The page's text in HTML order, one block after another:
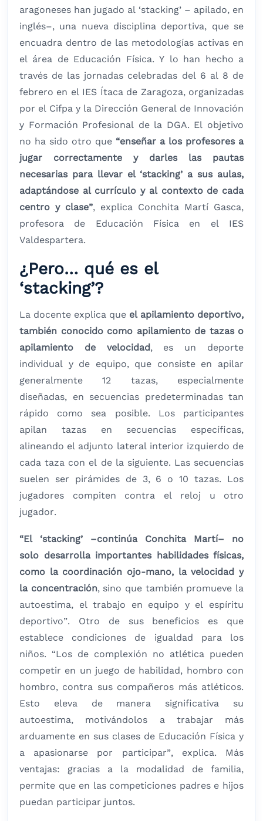
aragoneses han jugado al ‘stacking’ – apilado, en
inglés–, una nueva disciplina deportiva, que se
encuadra dentro de las metodologías activas en
el área de Educación Física. Y lo han hecho a
través de las jornadas celebradas del 6 al 8 de
febrero en el IES Ítaca de Zaragoza, organizadas
por el Cifpa y la Dirección General de Innovación
y Formación Profesional de la DGA. El objetivo
no ha sido otro que “enseñar a los profesores a
jugar correctamente y darles las pautas
necesarias para llevar el ‘stacking’ a sus aulas,
adaptándose al currículo y al contexto de cada
centro y clase”, explica Conchita Martí Gasca,
profesora de Educación Física en el IES
Valdespartera.
¿Pero… qué es el
‘stacking’?
La docente explica que el apilamiento deportivo,
también conocido como apilamiento de tazas o
apilamiento de velocidad, es un deporte
individual y de equipo, que consiste en apilar
generalmente 12 tazas, especialmente
diseñadas, en secuencias predeterminadas tan
rápido como sea posible. Los participantes
apilan tazas en secuencias específicas,
alineando el adjunto lateral interior izquierdo de
cada taza con el de la siguiente. Las secuencias
suelen ser pirámides de 3, 6 o 10 tazas. Los
jugadores compiten contra el reloj u otro
jugador.
“El ‘stacking’ –continúa Conchita Martí– no
solo desarrolla importantes habilidades físicas,
como la coordinación ojo-mano, la velocidad y
la concentración, sino que también promueve la
autoestima, el trabajo en equipo y el espíritu
deportivo”. Otro de sus beneficios es que
establece condiciones de igualdad para los
niños. “Los de complexión no atlética pueden
competir en un juego de habilidad, hombro con
hombro, contra sus compañeros más atléticos.
Esto eleva de manera significativa su
autoestima, motivándolos a trabajar más
arduamente en sus clases de Educación Física y
a apasionarse por participar”, explica. Más
ventajas: gracias a la modalidad de familia,
permite que en las competiciones padres e hijos
puedan participar juntos.